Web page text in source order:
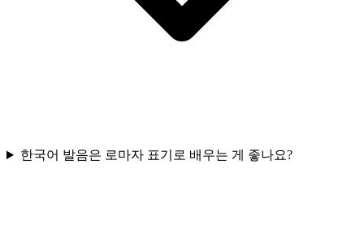
한국어 발음은 로마자 표기로 배우는 게 좋나요?